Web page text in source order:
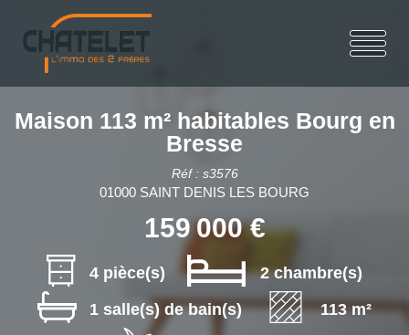
Maison 113 m² habitables Bourg en
Bresse
Réf : s3576
01000 SAINT DENIS LES BOURG
159 000 €
4 pièce(s)
2 chambre(s)
1 salle(s) de bain(s)
113 m²